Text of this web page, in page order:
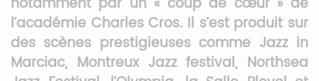
l’académie Charles Cros. Il s’est produit sur
des scènes prestigieuses comme Jazz in
Marciac, Montreux Jazz festival, Northsea